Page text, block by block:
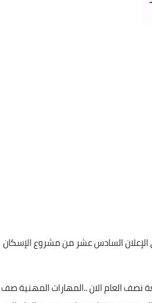
الإعلان السادس عشر من مشروع الإسكان
نصف العام الان ..المهارات المهنية صف